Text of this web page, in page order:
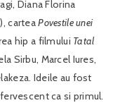
Diana Florina
carteaPovestile unei
hip a filmului Tatal
Sirbu, Marcel Iures,
Ideile au fost
ca si primul.